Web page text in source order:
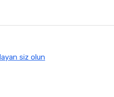
siz olun